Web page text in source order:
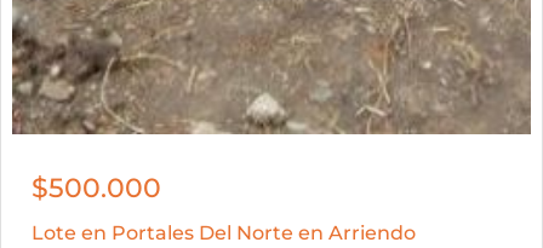
$500.000
Lote en Portales Del Norte en Arriendo